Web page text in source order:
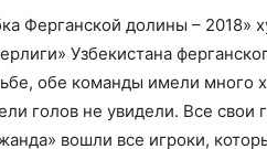
Ферганской долины – 2018»
Узбекистана
обе команды имели много
голов не увидели. Все свои
вошли все игроки,